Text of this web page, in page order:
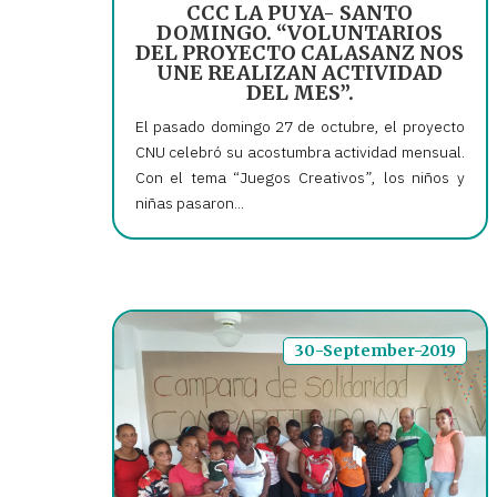
CCC LA PUYA- SANTO
DOMINGO. “VOLUNTARIOS
DEL PROYECTO CALASANZ NOS
UNE REALIZAN ACTIVIDAD
DEL MES”.
El pasado domingo 27 de octubre, el proyecto
CNU celebró su acostumbra actividad mensual.
Con el tema “Juegos Creativos”, los niños y
niñas pasaron...
30-September-2019